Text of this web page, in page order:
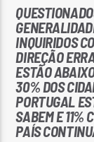
INQUIRIDOS
DIREÇÃO
ESTÃO
30% DOS
PORTUGAL
SABEM E 11%
PAÍS